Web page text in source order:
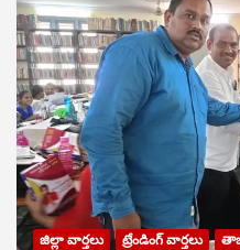
జిల్లా వార్తలు ట్రేండింగ్ వార్తలు